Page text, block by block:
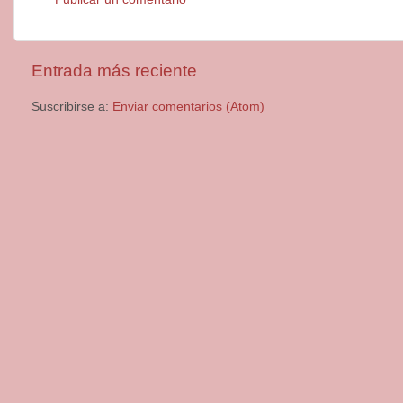
Entrada más reciente
Suscribirse a: Enviar comentarios (Atom)